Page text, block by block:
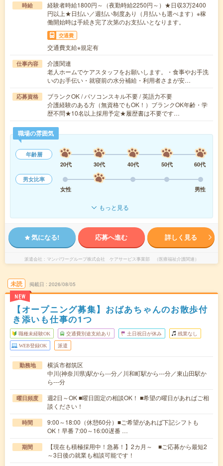
時給
経験者時給1800円～（夜勤時給2250円～）★日収3万2400
円以上★日払い／週払い制度あり（月払いも選べます）※稼
働開始時は手続き完了次第のお支払いとなります。
交通費
交通費支給※規定有
仕事内容
介護関連
老人ホームでケアスタッフをお願いします。・食事やお手洗
いのお手伝い・就寝前の水分補給・利用者さまが安…
応募資格
ブランクOK / パソコンスキル不要 / 英語力不要
介護経験のある方（無資格でもOK！）ブランクOK年齢・学
歴不問★10名以上採用予定★履歴書は不要です…
職場の雰囲気
年齢層
20代
30代 40代 50代
60代
男女比率
女性
男性
もっと見る
気になる! 応募へ進む 詳しく見る
派遣会社 マンパワーグループ株式会社 ケアサービス事業部 （医療福祉介護関連）
未読
NEW
掲載日 2026/08/05
【オープニング募集】おばあちゃんのお散歩付
き添いも仕事の1つ
職種未経験OK 交通費別途支給あり 土日祝日が休み 残業なし
WEB登録OK 派遣
勤務地
横浜市都筑区
中川(神奈川県)駅から---分／川和町駅から---分／東山田駅か
ら---分
曜日頻度
週2日～OK ■曜日固定の相談OK！ ■希望の曜日があればご相
談ください！
時間
9:00～18:00（休憩60分）■ご希望があれば下記シフトも
OK！早番 7:00～16:00遅番 …
期間
【現在も積極採用中！急募！】2カ月～ ■ご応募から最短2
～3日後の就業も相談可能です！